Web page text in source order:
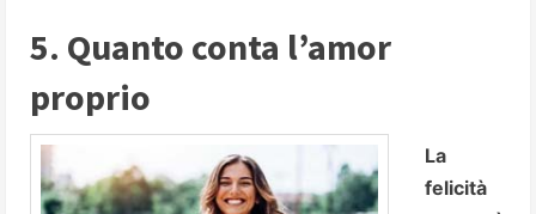
5. Quanto conta l’amor
proprio
La
felicità